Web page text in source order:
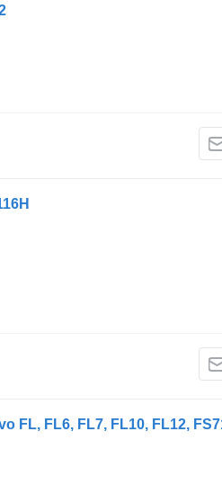
FL, FL6, FL7, FL10, FL12,